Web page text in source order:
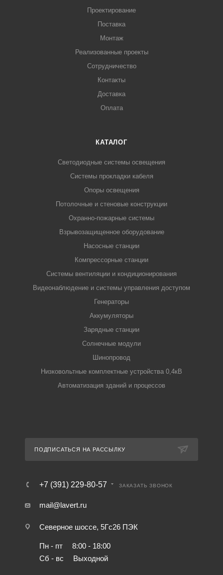
Проектирование
Поставка
Монтаж
Реализованные проекты
Сотрудничество
Контакты
Доставка
Оплата
КАТАЛОГ
Светодиодные системы освещения
Системы прокладки кабеля
Опоры освещения
Потолочные и стеновые конструкции
Охранно-пожарные системы
Взрывозащищенное оборудование
Насосные станции
Компрессорные станции
Системы вентиляции и кондиционирования
Видеонаблюдение и системы управления доступом
Генераторы
Аккумуляторы
Зарядные станции
Солнечные модули
Шинопровод
Низковольтные комплектные устройства 0,4кВ
Автоматизация зданий и процессов
ПОДПИСАТЬСЯ НА РАССЫЛКУ
+7 (391) 229-80-57 ЗАКАЗАТЬ ЗВОНОК
mail@lavert.ru
Северное шоссе, 5Гс26 ПЭК
Пн - пт
8:00 - 18:00
Сб - вс
Выходной